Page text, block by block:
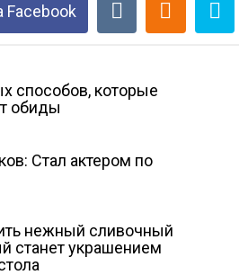
Facebook
способов, которые
обиды
Стал актером по
нежный сливочный
станет украшением